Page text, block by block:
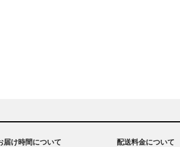
届け時間について 配送料金について